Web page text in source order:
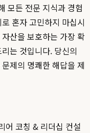
모든 전문 지식과 경험
혼자 고민하지 마십시
산을 보호하는 가장 확
는 것입니다. 당신의
제의 명쾌한 해답을 제
어 코칭 & 리더십 컨설